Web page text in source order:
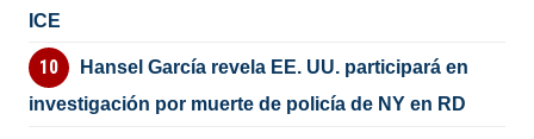
ICE
Hansel García revela EE. UU. participará en
investigación por muerte de policía de NY en RD